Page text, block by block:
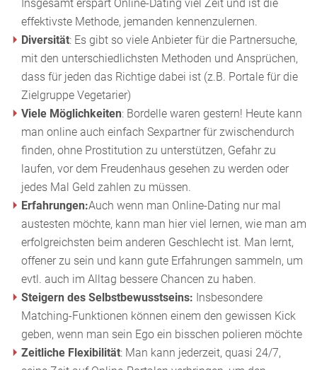
Insgesamt erspart Online-Dating viel Zeit und ist die
effektivste Methode, jemanden kennenzulernen.
Diversität: Es gibt so viele Anbieter für die Partnersuche,
mit den unterschiedlichsten Methoden und Ansprüchen,
dass für jeden das Richtige dabei ist (z.B. Portale für die
Zielgruppe Vegetarier)
Viele Möglichkeiten: Bordelle waren gestern! Heute kann
man online auch einfach Sexpartner für zwischendurch
finden, ohne Prostitution zu unterstützen, Gefahr zu
laufen, vor dem Freudenhaus gesehen zu werden oder
jedes Mal Geld zahlen zu müssen.
Erfahrungen:Auch wenn man Online-Dating nur mal
austesten möchte, kann man hier viel lernen, wie man am
erfolgreichsten beim anderen Geschlecht ist. Man lernt,
offener zu sein und kann gute Erfahrungen sammeln, um
evtl. auch im Alltag bessere Chancen zu haben.
Steigern des Selbstbewusstseins: Insbesondere
Matching-Funktionen können einem den gewissen Kick
geben, wenn man sein Ego ein bisschen polieren möchte
Zeitliche Flexibilität: Man kann jederzeit, quasi 24/7,